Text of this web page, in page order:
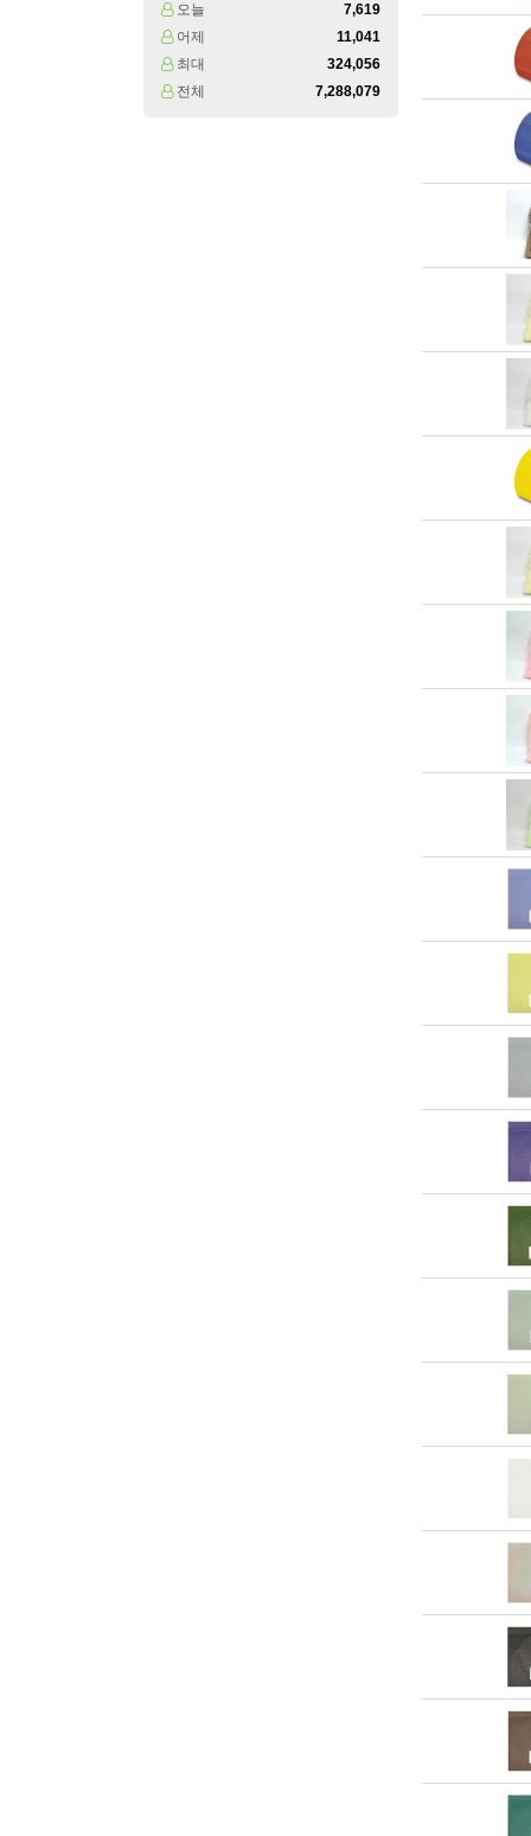
오늘
7,619
어제
11,041
최대
324,056
전체
7,288,079